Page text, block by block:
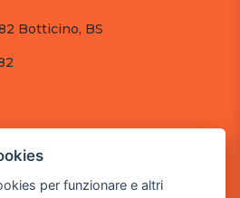
Botticino, BS
per funzionare e altri